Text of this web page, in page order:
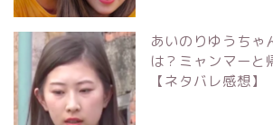
あいのりゆうちゃ
は？ミャンマーと
【ネタバレ感想】